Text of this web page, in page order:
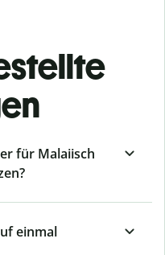
für Malaiisch
einmal